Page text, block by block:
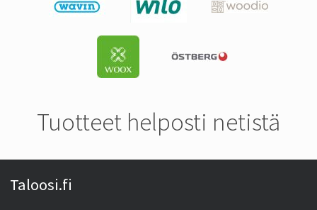
Tuotteet helposti netistä
Taloosi.fi